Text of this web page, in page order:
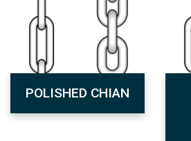
POLISHED CHIAN